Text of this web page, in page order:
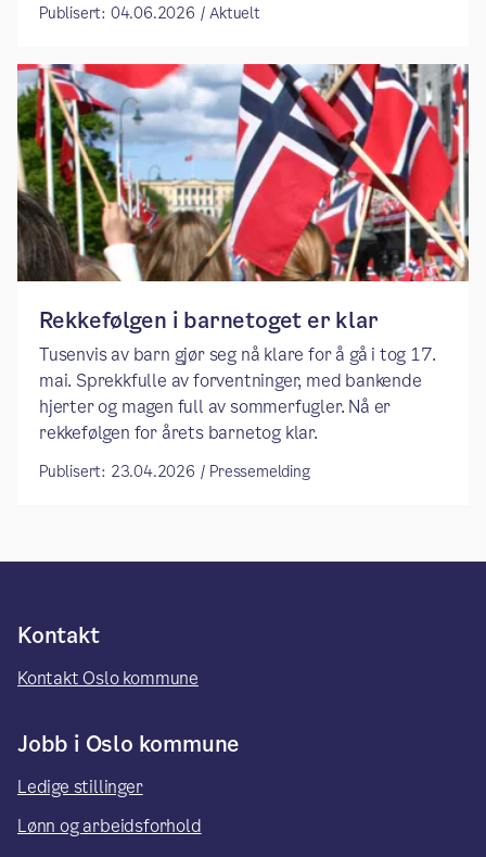
Publisert: 04.06.2026 / Aktuelt
Rekkefølgen i barnetoget er klar
Tusenvis av barn gjør seg nå klare for å gå i tog 17.
mai. Sprekkfulle av forventninger, med bankende
hjerter og magen full av sommerfugler. Nå er
rekkefølgen for årets barnetog klar.
Publisert: 23.04.2026 / Pressemelding
Kontakt
Kontakt Oslo kommune
Jobb i Oslo kommune
Ledige stillinger
Lønn og arbeidsforhold